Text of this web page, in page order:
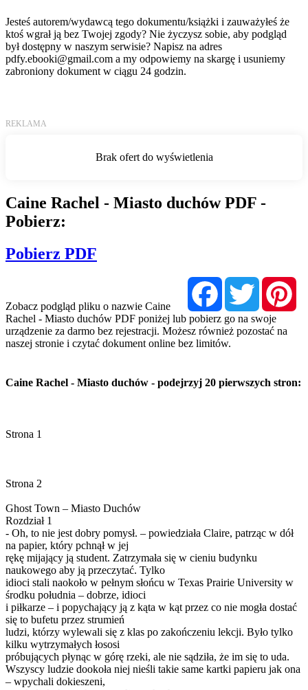
Jesteś autorem/wydawcą tego dokumentu/książki i zauważyłeś że
ktoś wgrał ją bez Twojej zgody? Nie życzysz sobie, aby podgląd
był dostępny w naszym serwisie? Napisz na adres
pdfy.ebooki@gmail.com a my odpowiemy na skargę i usuniemy
zabroniony dokument w ciągu 24 godzin.
Caine Rachel - Miasto duchów PDF -
Pobierz:
Pobierz PDF
FacebookTwitter
Zobacz podgląd pliku o nazwie Caine
Rachel - Miasto duchów PDF poniżej lub pobierz go na swoje
urządzenie za darmo bez rejestracji. Możesz również pozostać na
naszej stronie i czytać dokument online bez limitów.
Caine Rachel - Miasto duchów - podejrzyj 20 pierwszych stron: